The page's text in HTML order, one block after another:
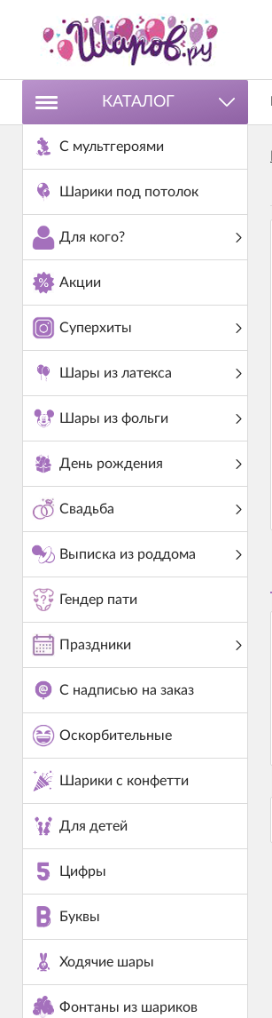
КАТАЛОГ
С мультгероями
Шарики под потолок
Для кого?
Акции
Суперхиты
Шары из латекса
Шары из фольги
День рождения
Свадьба
Выписка из роддома
Гендер пати
Праздники
С надписью на заказ
Оскорбительные
Шарики с конфетти
Для детей
Цифры
Буквы
Ходячие шары
Фонтаны из шариков